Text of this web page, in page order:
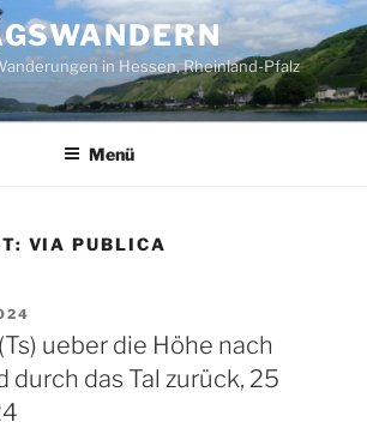
in Hessen, Rheinland-Pfalz
Menü
VIA PUBLICA
ueber die Höhe nach
durch das Tal zurück, 25